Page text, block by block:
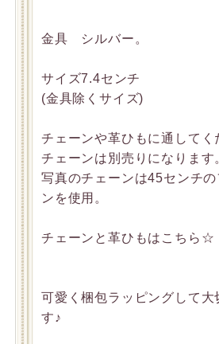
金具 シルバー。
サイズ7.4センチ
(金具除くサイズ)
チェーンや革ひもに通してく
チェーンは別売りになります
写真のチェーンは45センチ
ンを使用。
チェーンと革ひもはこちら☆
可愛く梱包ラッピングして大
す♪